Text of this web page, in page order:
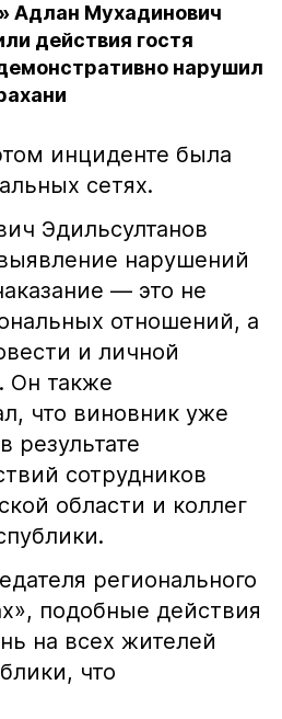
Адлан Мухадинович
действия гостя
нарушил
инциденте была
сетях.
Эдильсултанов
нарушений
— это не
отношений, а
и личной
Он также
что виновник уже
результате
сотрудников
области и коллег
регионального
подобные действия
на всех жителей
что